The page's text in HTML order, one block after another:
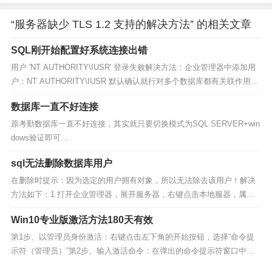
“服务器缺少 TLS 1.2 支持的解决方法” 的相关文章
SQL刚开始配置好系统连接出错
用户 'NT AUTHORITY\IUSR' 登录失败解决方法：企业管理器中添加用
户：NT AUTHORITY\IUSR 默认确认就行对多个数据库都有关联作用，
包括连接不到数据库提醒的其他代码...
数据库一直不好连接
原考勤数据库一直不好连接，其实就只要切换模式为SQL SERVER+win
dows验证即可...
sql无法删除数据库用户
在删除时提示：因为选定的用户拥有对象，所以无法除去该用户！解决
方法如下：1.打开企业管理器，展开服务器，右键点击本地服器，属性2.
选择常规窗口选择 服务器设置窗口，将 允许对系统目录直接进行修改
选上，确定。4.展开数据库，看到数据库系统表 sysusers ，右键--打开
表--返回所有行5.选择数...
Win10专业版激活方法180天有效
第1步、以管理员身份激活：右键点击左下角的开始按钮，选择“命令提
示符（管理员）”第2步、输入激活命令：在弹出的命令提示符窗口中，